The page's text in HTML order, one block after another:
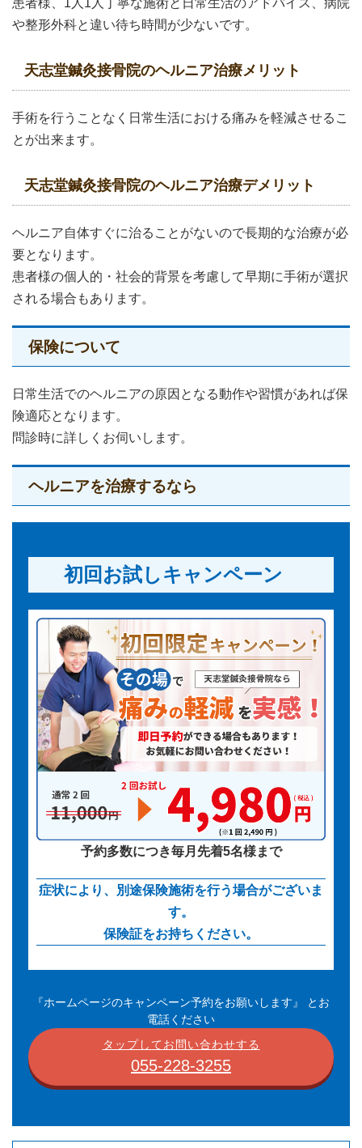
患者様、1人1人丁寧な施術と日常生活のアドバイス、病院
や整形外科と違い待ち時間が少ないです。
天志堂鍼灸接骨院のヘルニア治療メリット
手術を行うことなく日常生活における痛みを軽減させるこ
とが出来ます。
天志堂鍼灸接骨院のヘルニア治療デメリット
ヘルニア自体すぐに治ることがないので長期的な治療が必
要となります。
患者様の個人的・社会的背景を考慮して早期に手術が選択
される場合もあります。
保険について
日常生活でのヘルニアの原因となる動作や習慣があれば保
険適応となります。
問診時に詳しくお伺いします。
ヘルニアを治療するなら
初回お試しキャンペーン
予約多数につき毎月先着5名様まで
症状により、別途保険施術を行う場合がございま
す。
保険証をお持ちください。
『ホームページのキャンペーン予約をお願いします』 とお
電話ください
タップしてお問い合わせする
055-228-3255